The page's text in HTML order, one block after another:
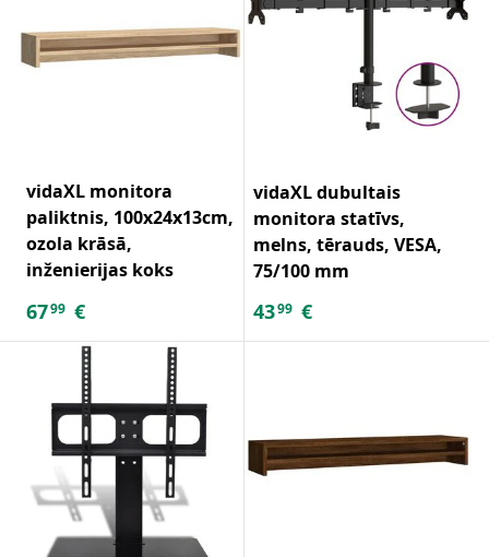
vidaXL monitora
paliktnis, 100x24x13cm,
ozola krāsā,
inženierijas koks
6799 €
vidaXL dubultais
monitora statīvs,
melns, tērauds, VESA,
75/100 mm
4399 €